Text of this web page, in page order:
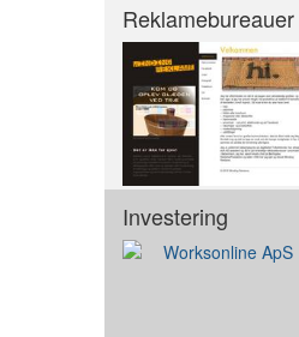
Reklamebureauer
Investering